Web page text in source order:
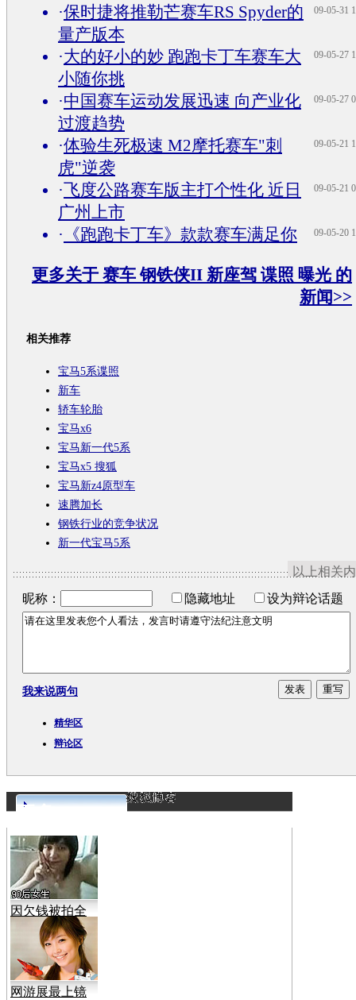
09-05-31
·保时捷将推勒芒赛车RS Spyder的
量产版本
09-05-27
·大的好小的妙 跑跑卡丁车赛车大
小随你挑
09-05-27
·中国赛车运动发展迅速 向产业化
过渡趋势
09-05-21
·体验生死极速 M2摩托赛车"刺
虎"逆袭
09-05-21
·飞度公路赛车版主打个性化 近日
广州上市
09-05-20
· 《跑跑卡丁车》款款赛车满足你
更多关于 赛车 钢铁侠II 新座驾 谍照 曝光 的
新闻>>
相关推荐
宝马5系谍照
新车
轿车轮胎
宝马x6
宝马新一代5系
宝马x5 搜狐
宝马新z4原型车
速腾加长
钢铁行业的竞争状况
新一代宝马5系
以上相关
昵称：
隐藏地址 设为辩论话题
我来说两句
精华区
辩论区
更多>>
因欠钱被拍全
裸视频
网游展最上镜